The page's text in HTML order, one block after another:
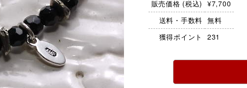
販売価格 (税込) ¥7,700
送料・手数料 無料
獲得ポイント
231